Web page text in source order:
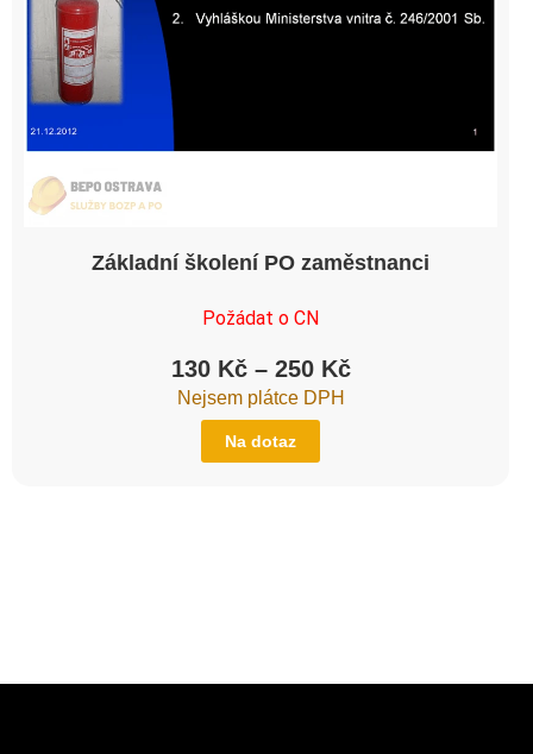
Základní školení PO zaměstnanci
Požádat o CN
130 Kč – 250 Kč
Nejsem plátce DPH
Na dotaz